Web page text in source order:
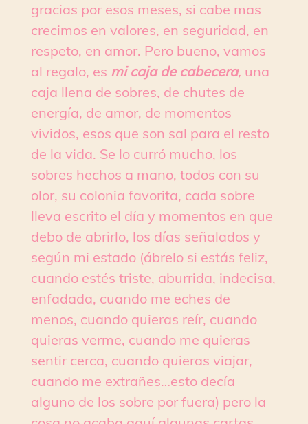
gracias por esos meses, si cabe mas
crecimos en valores, en seguridad, en
respeto, en amor. Pero bueno, vamos
al regalo, es mi caja de cabecera, una
caja llena de sobres, de chutes de
energía, de amor, de momentos
vividos, esos que son sal para el resto
de la vida. Se lo curró mucho, los
sobres hechos a mano, todos con su
olor, su colonia favorita, cada sobre
lleva escrito el día y momentos en que
debo de abrirlo, los días señalados y
según mi estado (ábrelo si estás feliz,
cuando estés triste, aburrida, indecisa,
enfadada, cuando me eches de
menos, cuando quieras reír, cuando
quieras verme, cuando me quieras
sentir cerca, cuando quieras viajar,
cuando me extrañes…esto decía
alguno de los sobre por fuera) pero la